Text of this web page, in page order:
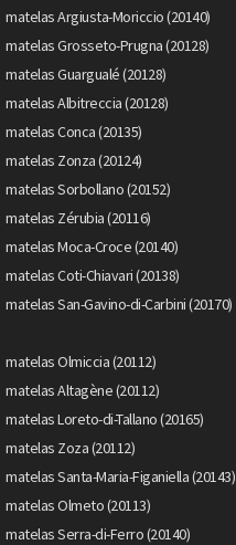
matelas Argiusta-Moriccio (20140)
matelas Grosseto-Prugna (20128)
matelas Guargualé (20128)
matelas Albitreccia (20128)
matelas Conca (20135)
matelas Zonza (20124)
matelas Sorbollano (20152)
matelas Zérubia (20116)
matelas Moca-Croce (20140)
matelas Coti-Chiavari (20138)
matelas San-Gavino-di-Carbini (20170)
matelas Olmiccia (20112)
matelas Altagène (20112)
matelas Loreto-di-Tallano (20165)
matelas Zoza (20112)
matelas Santa-Maria-Figaniella (20143)
matelas Olmeto (20113)
matelas Serra-di-Ferro (20140)